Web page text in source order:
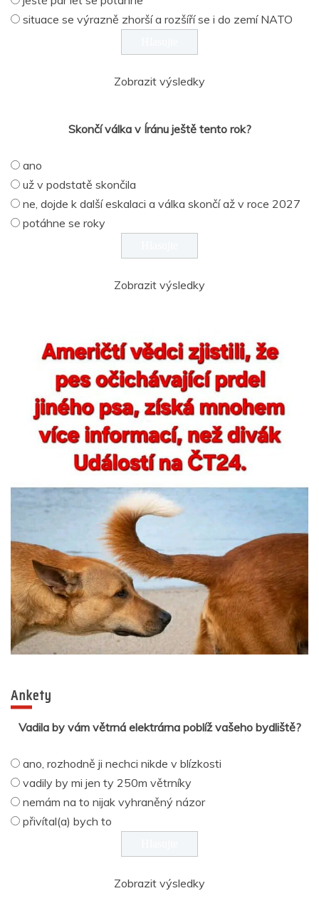
situace se výrazně zhorší a rozšíří se i do zemí NATO
Zobrazit výsledky
Skončí válka v Íránu ještě tento rok?
ano
už v podstatě skončila
ne, dojde k další eskalaci a válka skončí až v roce 2027
potáhne se roky
Zobrazit výsledky
Ankety
Vadila by vám větrná elektrárna poblíž vašeho bydliště?
ano, rozhodně ji nechci nikde v blízkosti
vadily by mi jen ty 250m větrníky
nemám na to nijak vyhraněný názor
přivítal(a) bych to
Zobrazit výsledky